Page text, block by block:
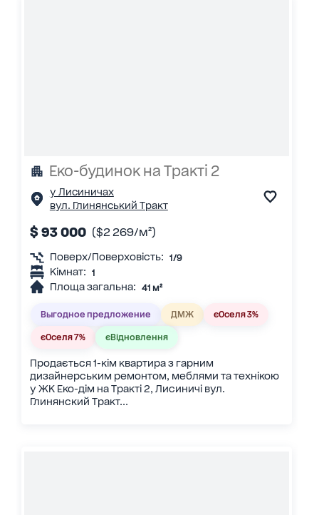
Еко-будинок на Тракті 2
у Лисиничах
вул. Глинянський Тракт
$ 93 000 ($2 269/м²)
Поверх/Поверховість: 1/9
Кімнат: 1
Площа загальна: 41 м²
Выгодное предложение ДМЖ єОселя 3%
єОселя 7% єВідновлення
Продається 1-кім квартира з гарним
дизайнерським ремонтом, меблями та технікою
у ЖК Еко-дім на Тракті 2, Лисиничі вул.
Глинянский Тракт...